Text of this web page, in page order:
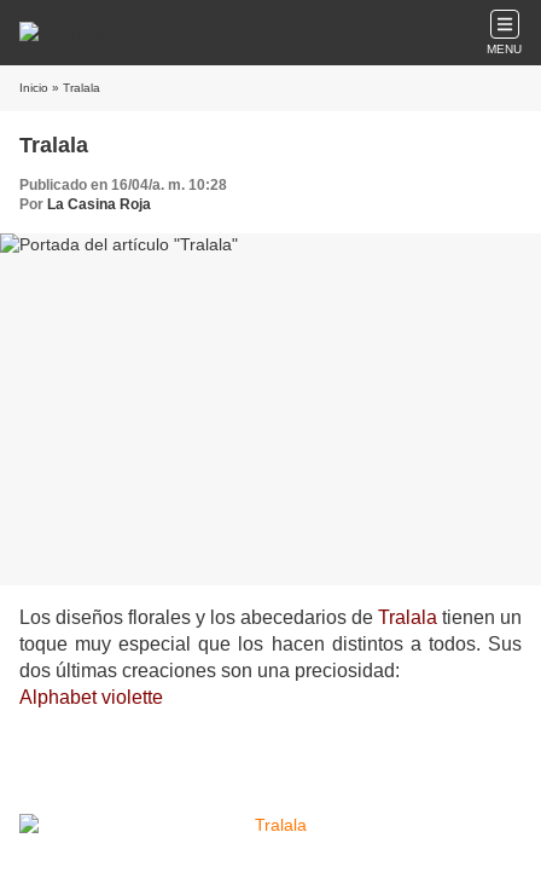
MENU
Inicio » Tralala
Tralala
Publicado en 16/04/a. m. 10:28
Por La Casina Roja
Los diseños florales y los abecedarios de Tralala tienen un
toque muy especial que los hacen distintos a todos. Sus
dos últimas creaciones son una preciosidad:
Alphabet violette